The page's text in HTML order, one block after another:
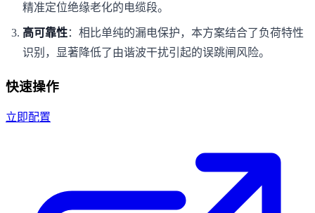
精准定位绝缘老化的电缆段。
高可靠性：相比单纯的漏电保护，本方案结合了负荷特性
识别，显著降低了由谐波干扰引起的误跳闸风险。
快速操作
立即配置